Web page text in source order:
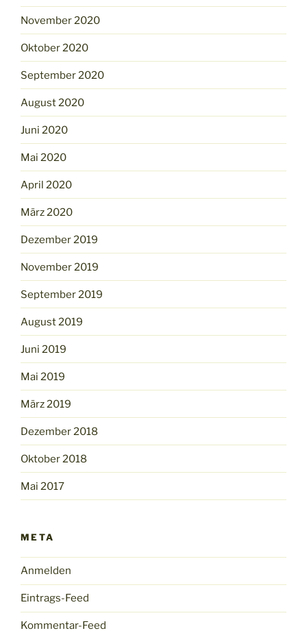
November 2020
Oktober 2020
September 2020
August 2020
Juni 2020
Mai 2020
April 2020
März 2020
Dezember 2019
November 2019
September 2019
August 2019
Juni 2019
Mai 2019
März 2019
Dezember 2018
Oktober 2018
Mai 2017
META
Anmelden
Eintrags-Feed
Kommentar-Feed